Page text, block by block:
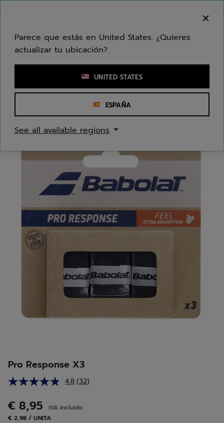
Ingresar una palabra clave o un número de artículo
Pro Response X3
4.8 Lea
Enlace
(32)
€ 8,95
IVA incluido
€ 2,98 / UNITA
Parece que estás en United States. ¿Quieres
actualizar tu ubicación?
UNITED STATES
ESPAÑA
See all available regions